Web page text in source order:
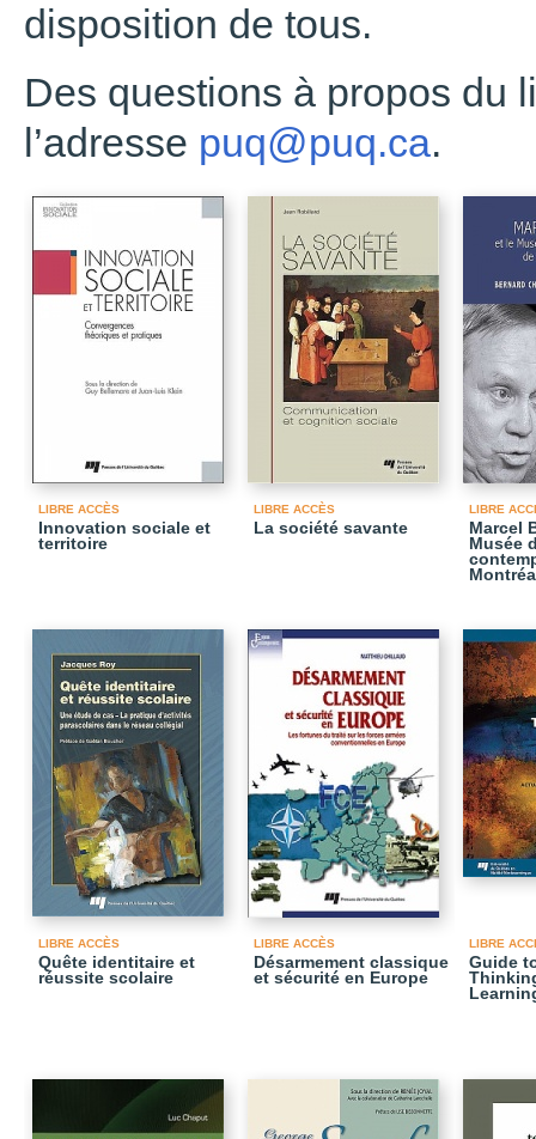
disposition de tous.
Des questions à propos du
l’adresse puq@puq.ca.
LIBRE ACCÈS
Innovation sociale et
territoire
LIBRE ACCÈS
La société savante
LIBRE
Marcel
Musée
LIBRE ACCÈS
Quête identitaire et
réussite scolaire
LIBRE ACCÈS
Désarmement classique
et sécurité en Europe
LIBRE
Guide